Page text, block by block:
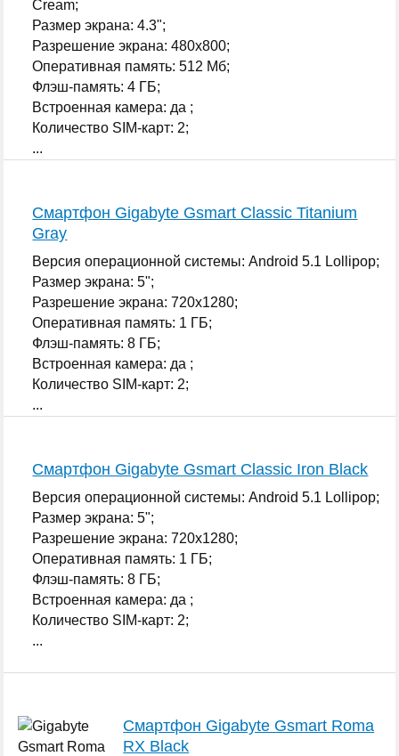
Cream;
Размер экрана: 4.3";
Разрешение экрана: 480x800;
Оперативная память: 512 Мб;
Флэш-память: 4 ГБ;
Встроенная камера: да ;
Количество SIM-карт: 2;
...
Смартфон Gigabyte Gsmart Classic Titanium
Gray
Версия операционной системы: Android 5.1 Lollipop;
Размер экрана: 5";
Разрешение экрана: 720x1280;
Оперативная память: 1 ГБ;
Флэш-память: 8 ГБ;
Встроенная камера: да ;
Количество SIM-карт: 2;
...
Смартфон Gigabyte Gsmart Classic Iron Black
Версия операционной системы: Android 5.1 Lollipop;
Размер экрана: 5";
Разрешение экрана: 720x1280;
Оперативная память: 1 ГБ;
Флэш-память: 8 ГБ;
Встроенная камера: да ;
Количество SIM-карт: 2;
...
Смартфон Gigabyte Gsmart Roma
RX Black